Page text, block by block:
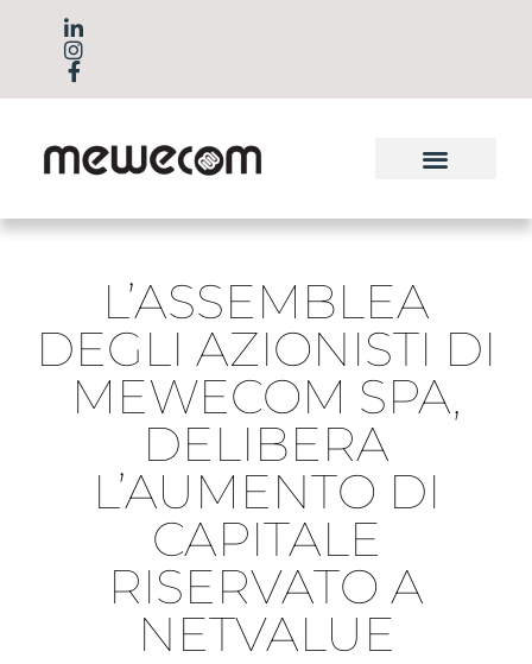
L’ASSEMBLEA
DEGLI AZIONISTI DI
MEWECOM SPA,
DELIBERA
L’AUMENTO DI
CAPITALE
RISERVATO A
NETVALUE